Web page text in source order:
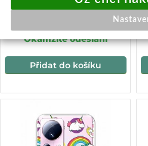
Okamžité odeslání
Přidat do košíku